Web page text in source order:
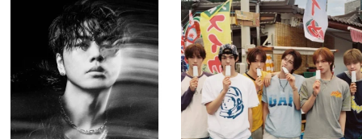
musicjapantv
💡8月特番放送決定！
...
8月 4
608 0
musicjapantv
💡8月特番放送決定！
...
8月 4
6 0